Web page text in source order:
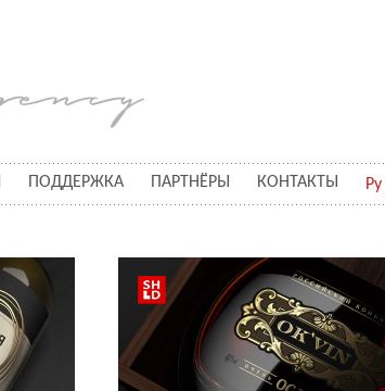
ПОДДЕРЖКА ПАРТНЁРЫ КОНТАКТЫ Ру